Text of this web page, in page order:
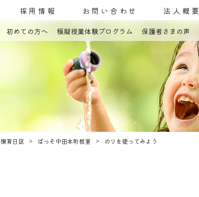
採用情報 お問い合わせ 法人概要
初めての方へ 模擬授業体験プログラム 保護者さまの声
療育日誌 ぱっそ中田本町教室 のりを使ってみよう